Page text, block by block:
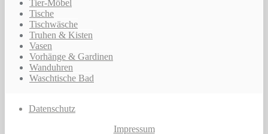
Tier-Möbel
Tische
Tischwäsche
Truhen & Kisten
Vasen
Vorhänge & Gardinen
Wanduhren
Waschtische Bad
Datenschutz
Impressum